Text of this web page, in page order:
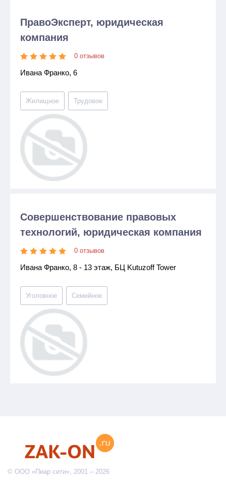
ПравоЭксперт, юридическая
компания
0 отзывов
Ивана Франко, 6
Жилищное Трудовое
Совершенствование правовых
технологий, юридическая компания
0 отзывов
Ивана Франко, 8 - 13 этаж, БЦ Kutuzoff Tower
Уголовное Семейное
© ООО «Пиар сити», 2001 – 2026